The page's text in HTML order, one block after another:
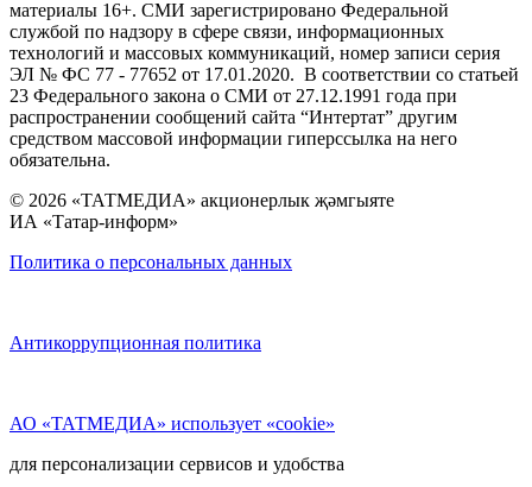
материалы 16+. СМИ зарегистрировано Федеральной
службой по надзору в сфере связи, информационных
технологий и массовых коммуникаций, номер записи серия
ЭЛ № ФС 77 - 77652 от 17.01.2020. В соответствии со статьей
23 Федерального закона о СМИ от 27.12.1991 года при
распространении сообщений сайта “Интертат” другим
средством массовой информации гиперссылка на него
обязательна.
© 2026 «ТАТМЕДИА» акционерлык җәмгыяте
ИА «Татар-информ»
Политика о персональных данных
Антикоррупционная политика
АО «ТАТМЕДИА» использует «cookie»
для персонализации сервисов и удобства